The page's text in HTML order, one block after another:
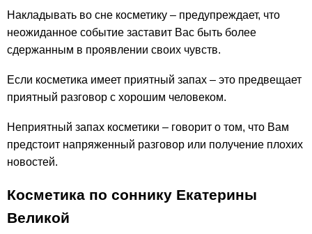
Накладывать во сне косметику – предупреждает, что
неожиданное событие заставит Вас быть более
сдержанным в проявлении своих чувств.
Если косметика имеет приятный запах – это предвещает
приятный разговор с хорошим человеком.
Неприятный запах косметики – говорит о том, что Вам
предстоит напряженный разговор или получение плохих
новостей.
Косметика по соннику Екатерины
Великой